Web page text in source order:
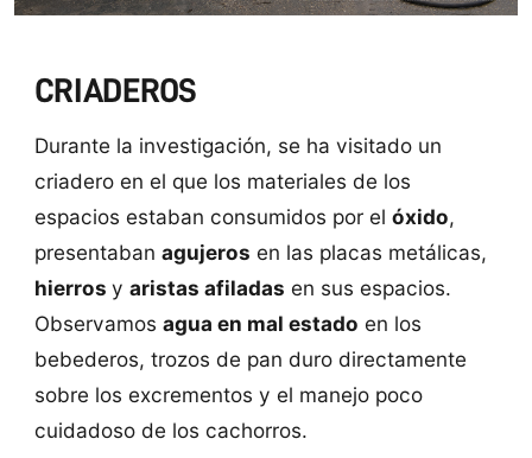
CRIADEROS
Durante la investigación, se ha visitado un
criadero en el que los materiales de los
espacios estaban consumidos por el óxido,
presentaban agujeros en las placas metálicas,
hierros y aristas afiladas en sus espacios.
Observamos agua en mal estado en los
bebederos, trozos de pan duro directamente
sobre los excrementos y el manejo poco
cuidadoso de los cachorros.